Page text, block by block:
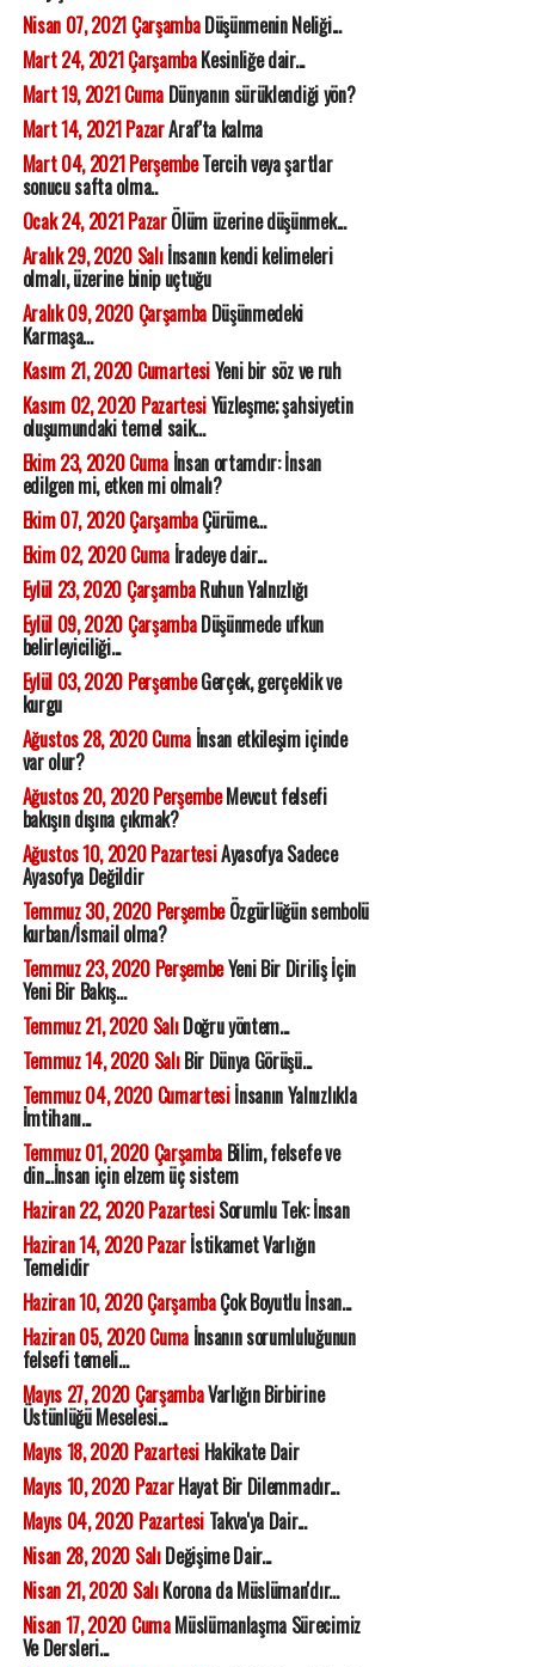
Nisan 07, 2021 ÇarşambaDüşünmenin Neliği...
Mart 24, 2021 ÇarşambaKesinliğe dair...
Mart 19, 2021 CumaDünyanın sürüklendiği yön?
Mart 14, 2021 PazarAraf'ta kalma
Mart 04, 2021 PerşembeTercih veya şartlar
sonucu safta olma..
Ocak 24, 2021 PazarÖlüm üzerine düşünmek...
Aralık 29, 2020 Salıİnsanın kendi kelimeleri
olmalı, üzerine binip uçtuğu
Aralık 09, 2020 ÇarşambaDüşünmedeki
Karmaşa...
Kasım 21, 2020 CumartesiYeni bir söz ve ruh
Kasım 02, 2020 PazartesiYüzleşme; şahsiyetin
oluşumundaki temel saik...
Ekim 23, 2020 Cumaİnsan ortamdır: İnsan
edilgen mi, etken mi olmalı?
Ekim 07, 2020 ÇarşambaÇürüme...
Ekim 02, 2020 Cumaİradeye dair...
Eylül 23, 2020 ÇarşambaRuhun Yalnızlığı
Eylül 09, 2020 ÇarşambaDüşünmede ufkun
belirleyiciliği...
Eylül 03, 2020 PerşembeGerçek, gerçeklik ve
kurgu
Ağustos 28, 2020 Cumaİnsan etkileşim içinde
var olur?
Ağustos 20, 2020 PerşembeMevcut felsefi
bakışın dışına çıkmak?
Ağustos 10, 2020 PazartesiAyasofya Sadece
Ayasofya Değildir
Temmuz 30, 2020 PerşembeÖzgürlüğün sembolü
kurban/İsmail olma?
Temmuz 23, 2020 PerşembeYeni Bir Diriliş İçin
Yeni Bir Bakış...
Temmuz 21, 2020 SalıDoğru yöntem...
Temmuz 14, 2020 SalıBir Dünya Görüşü...
Temmuz 04, 2020 Cumartesiİnsanın Yalnızlıkla
İmtihanı...
Temmuz 01, 2020 ÇarşambaBilim, felsefe ve
din...İnsan için elzem üç sistem
Haziran 22, 2020 PazartesiSorumlu Tek: İnsan
Haziran 14, 2020 Pazarİstikamet Varlığın
Temelidir
Haziran 10, 2020 ÇarşambaÇok Boyutlu İnsan...
Haziran 05, 2020 Cumaİnsanın sorumluluğunun
felsefi temeli...
Mayıs 27, 2020 ÇarşambaVarlığın Birbirine
Üstünlüğü Meselesi...
Mayıs 18, 2020 PazartesiHakikate Dair
Mayıs 10, 2020 PazarHayat Bir Dilemmadır...
Mayıs 04, 2020 PazartesiTakva'ya Dair...
Nisan 28, 2020 SalıDeğişime Dair...
Nisan 21, 2020 SalıKorona da Müslüman'dır...
Nisan 17, 2020 CumaMüslümanlaşma Sürecimiz
Ve Dersleri...